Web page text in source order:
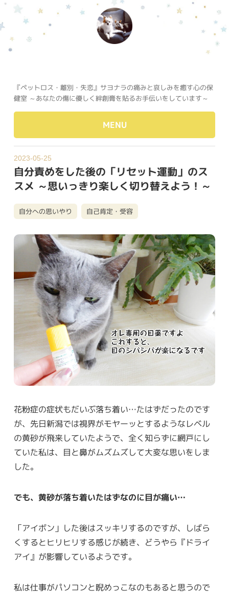
『ペットロス・離別・失恋』サヨナラの痛みと哀しみを癒す心の保
健室 ～あなたの傷に優しく絆創膏を貼るお手伝いをしています～
MENU
2023-05-25
自分責めをした後の「リセット運動」のス
スメ ～思いっきり楽しく切り替えよう！～
自分への思いやり 自己肯定・受容
花粉症の症状もだいぶ落ち着い…たはずだったのです
が、先日新潟では視界がモヤーッとするようなレベル
の黄砂が飛来していたようで、全く知らずに網戸にし
ていた私は、目と鼻がムズムズして大変な思いをしま
した。
でも、黄砂が落ち着いたはずなのに目が痛い…
「アイボン」した後はスッキリするのですが、しばら
くするとヒリヒリする感じが続き、どうやら『ドライ
アイ』が影響しているようです。
私は仕事がパソコンと睨めっこなのもあると思うので